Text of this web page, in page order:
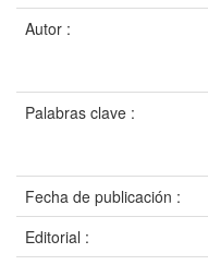
Autor :
Palabras clave :
Fecha de publicación :
Editorial :